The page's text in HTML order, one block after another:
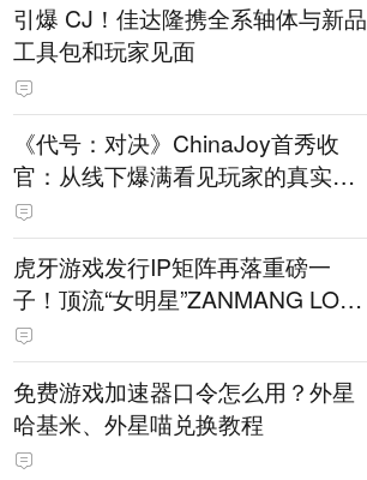
引爆 CJ！佳达隆携全系轴体与新品
工具包和玩家见面
《代号：对决》ChinaJoy首秀收
官：从线下爆满看见玩家的真实期
待
虎牙游戏发行IP矩阵再落重磅一
子！顶流“女明星”ZANMANG LOO
PY 正版3D消除手游《消消奇遇》
惊喜曝光
免费游戏加速器口令怎么用？外星
哈基米、外星喵兑换教程